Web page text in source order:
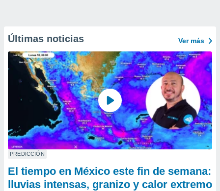
Últimas noticias Ver más
PREDICCIÓN
El tiempo en México este fin de semana:
lluvias intensas, granizo y calor extremo